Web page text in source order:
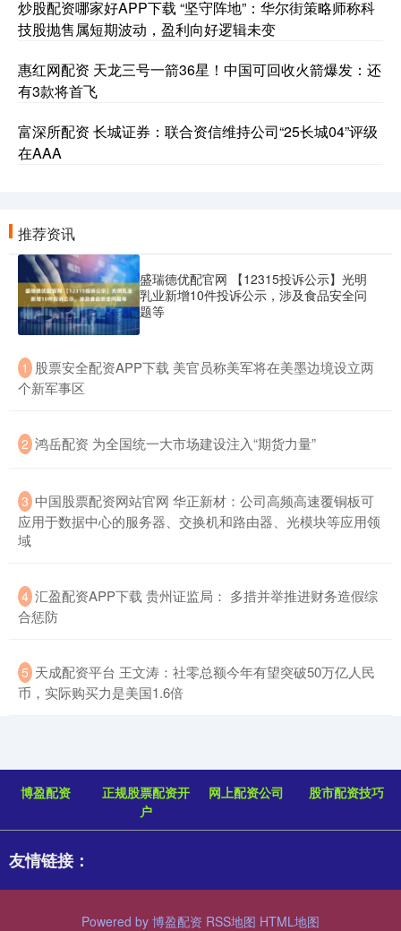
炒股配资哪家好APP下载 “坚守阵地”：华尔街策略师称科
技股抛售属短期波动，盈利向好逻辑未变
惠红网配资 天龙三号一箭36星！中国可回收火箭爆发：还
有3款将首飞
富深所配资 长城证券：联合资信维持公司“25长城04”评级
在AAA
推荐资讯
盛瑞德优配官网 【12315投诉公示】光明
乳业新增10件投诉公示，涉及食品安全问
题等
1 ​股票安全配资APP下载 美官员称美军将在美墨边境设立两
个新军事区
2 ​鸿岳配资 为全国统一大市场建设注入“期货力量”
3 ​中国股票配资网站官网 华正新材：公司高频高速覆铜板可
应用于数据中心的服务器、交换机和路由器、光模块等应用领
域
4 ​汇盈配资APP下载 贵州证监局： 多措并举推进财务造假综
合惩防
5 ​天成配资平台 王文涛：社零总额今年有望突破50万亿人民
币，实际购买力是美国1.6倍
博盈配资
正规股票配资开
户
网上配资公司 股市配资技巧
友情链接：
Powered by 博盈配资 RSS地图 HTML地图